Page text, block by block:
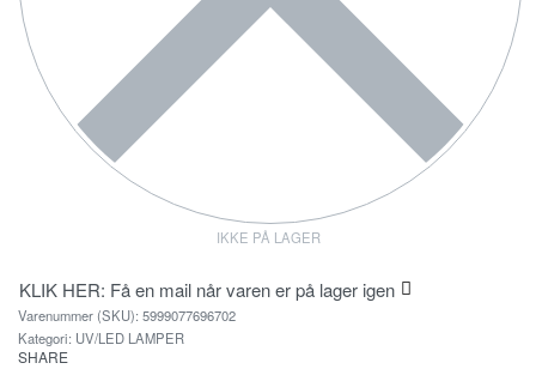
IKKE PÅ LAGER
KLIK HER: Få en mail når varen er på lager igen
5999077696702
Kategori: UV/LED LAMPER
SHARE